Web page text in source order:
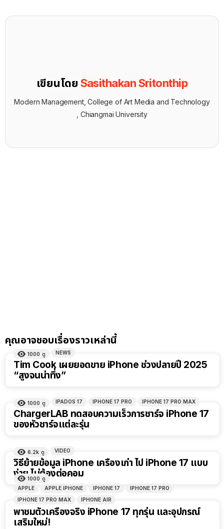
เขียนโดย Sasithakan Sritonthip
Modern Management, College of Art Media and Technology
, Chiangmai University
คุณอาจชอบเรื่องราวเหล่านี้
1000 ดู NEWS
Tim Cook เผยยอดขาย iPhone ช่วงปลายปี 2025
“สูงจนน่าทึ่ง”
1000 ดู IPADOS 17 IPHONE 17 PRO IPHONE 17 PRO MAX
ChargerLAB ทดสอบความเร็วการชาร์จ iPhone 17
ของหัวชาร์จแต่ละรุ่น
6.2k ดู VIDEO
วิธีย้ายข้อมูล iPhone เครื่องเก่า ไป iPhone 17 แบบ
ง่าย ไม่ต้องต่อคอม
1000 ดู
APPLE
APPLE IPHONE IPHONE 17
IPHONE 17 PRO
IPHONE 17 PRO MAX
IPHONE AIR
พาชมตัวเครื่องจริง iPhone 17 ทุกรุ่น และอุปกรณ์
เสริมใหม่!